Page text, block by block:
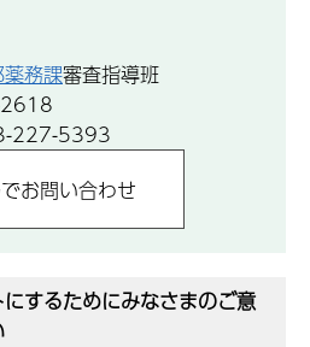
務課審査指導班
227-5393
するためにみなさまのご意